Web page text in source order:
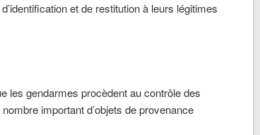
et de restitution à leurs légitimes
les gendarmes procèdent au contrôle des
important d’objets de provenance